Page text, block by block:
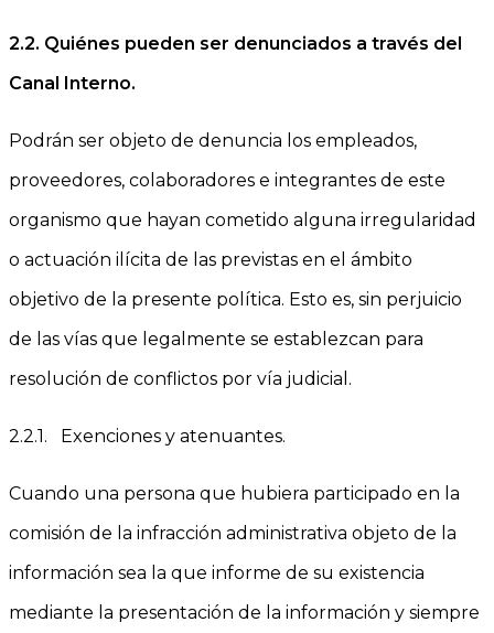
2.2. Quiénes pueden ser denunciados a través del
Canal Interno.
Podrán ser objeto de denuncia los empleados,
proveedores, colaboradores e integrantes de este
organismo que hayan cometido alguna irregularidad
o actuación ilícita de las previstas en el ámbito
objetivo de la presente política. Esto es, sin perjuicio
de las vías que legalmente se establezcan para
resolución de conflictos por vía judicial.
2.2.1. Exenciones y atenuantes.
Cuando una persona que hubiera participado en la
comisión de la infracción administrativa objeto de la
información sea la que informe de su existencia
mediante la presentación de la información y siempre